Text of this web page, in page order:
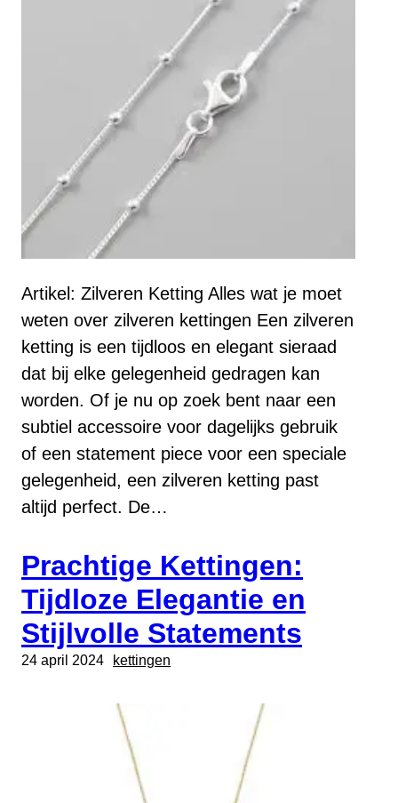
Artikel: Zilveren Ketting Alles wat je moet
weten over zilveren kettingen Een zilveren
ketting is een tijdloos en elegant sieraad
dat bij elke gelegenheid gedragen kan
worden. Of je nu op zoek bent naar een
subtiel accessoire voor dagelijks gebruik
of een statement piece voor een speciale
gelegenheid, een zilveren ketting past
altijd perfect. De…
Prachtige Kettingen:
Tijdloze Elegantie en
Stijlvolle Statements
24 april 2024 kettingen